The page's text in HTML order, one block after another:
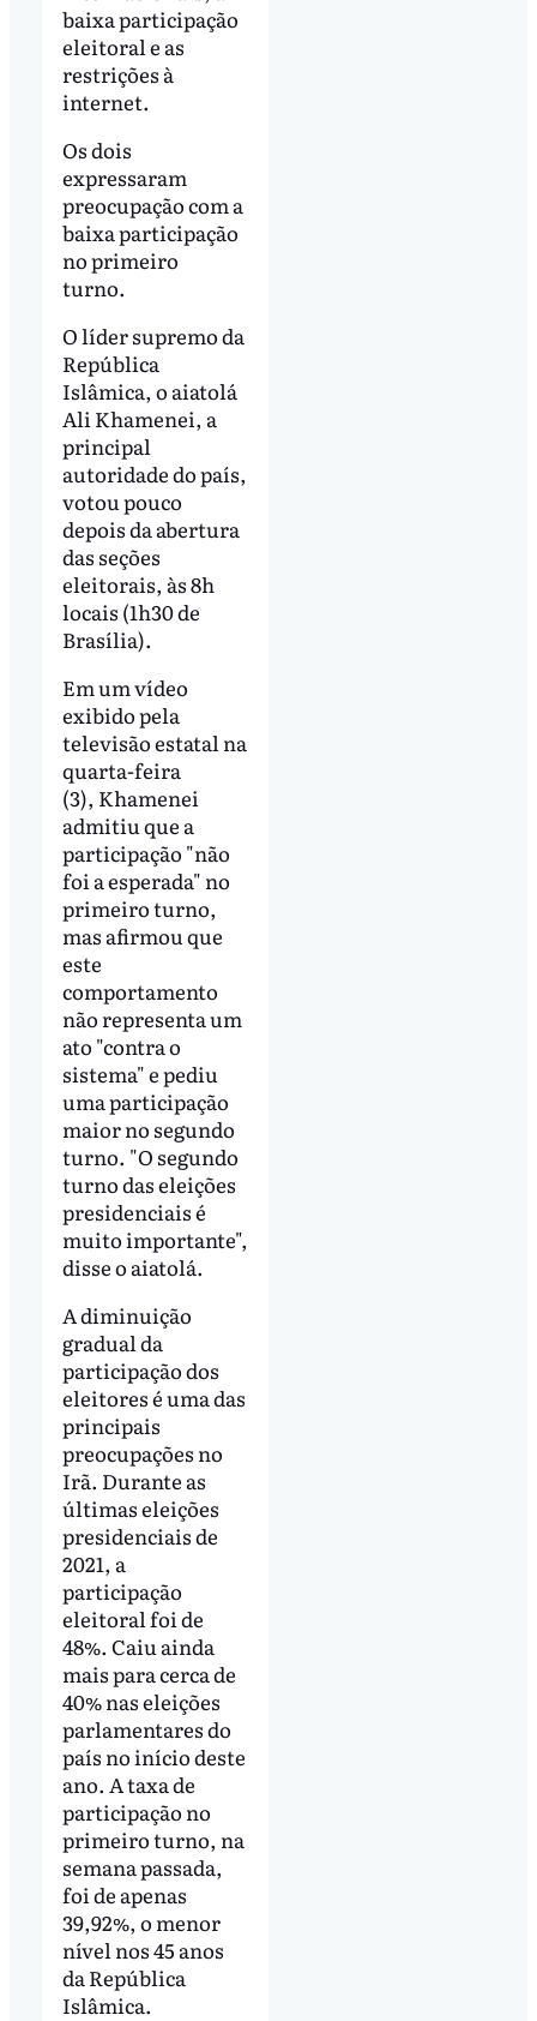
baixa participação
eleitoral e as
restrições à
internet.
Os dois
expressaram
preocupação com a
baixa participação
no primeiro
turno.
O líder supremo da
República
Islâmica, o aiatolá
Ali Khamenei, a
principal
autoridade do país,
votou pouco
depois da abertura
das seções
eleitorais, às 8h
locais (1h30 de
Brasília).
Em um vídeo
exibido pela
televisão estatal na
quarta-feira
(3), Khamenei
admitiu que a
participação "não
foi a esperada" no
primeiro turno,
mas afirmou que
este
comportamento
não representa um
ato "contra o
sistema" e pediu
uma participação
maior no segundo
turno. "O segundo
turno das eleições
presidenciais é
muito importante",
disse o aiatolá.
A diminuição
gradual da
participação dos
eleitores é uma das
principais
preocupações no
Irã. Durante as
últimas eleições
presidenciais de
2021, a
participação
eleitoral foi de
48%. Caiu ainda
mais para cerca de
40% nas eleições
parlamentares do
país no início deste
ano. A taxa de
participação no
primeiro turno, na
semana passada,
foi de apenas
39,92%, o menor
nível nos 45 anos
da República
Islâmica.